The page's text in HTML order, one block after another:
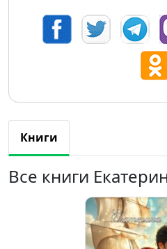
Книги
Все книги